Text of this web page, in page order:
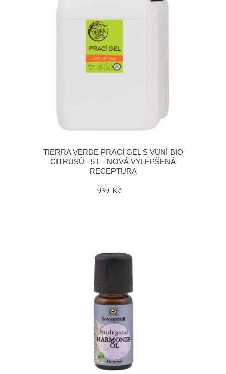
TIERRA VERDE PRACÍ GEL S VŮNÍ BIO
CITRUSŮ - 5 L - NOVÁ VYLEPŠENÁ
RECEPTURA
939 Kč